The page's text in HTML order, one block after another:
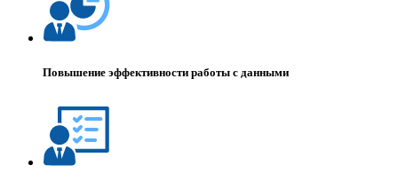
Повышение эффективности работы с данными